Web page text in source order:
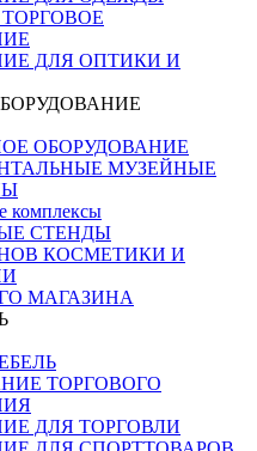
ДЛЯ ОПТИКИ И
ОБОРУДОВАНИЕ
МУЗЕЙНЫЕ
комплексы
СТЕНДЫ
КОСМЕТИКИ И
МАГАЗИНА
ТОРГОВОГО
ДЛЯ ТОРГОВЛИ